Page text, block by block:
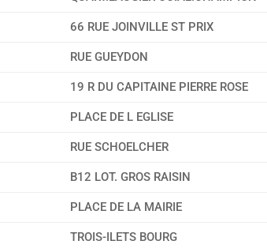
66 RUE JOINVILLE ST PRIX
RUE GUEYDON
19 R DU CAPITAINE PIERRE ROSE
PLACE DE L EGLISE
RUE SCHOELCHER
B12 LOT. GROS RAISIN
PLACE DE LA MAIRIE
TROIS-ILETS BOURG